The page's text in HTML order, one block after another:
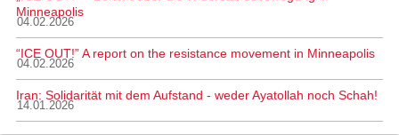
Minneapolis
04.02.2026
“ICE OUT!” A report on the resistance movement in Minneapolis
04.02.2026
Iran: Solidarität mit dem Aufstand - weder Ayatollah noch Schah!
14.01.2026